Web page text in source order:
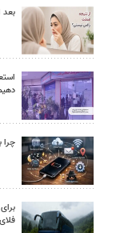
بعد
چرا